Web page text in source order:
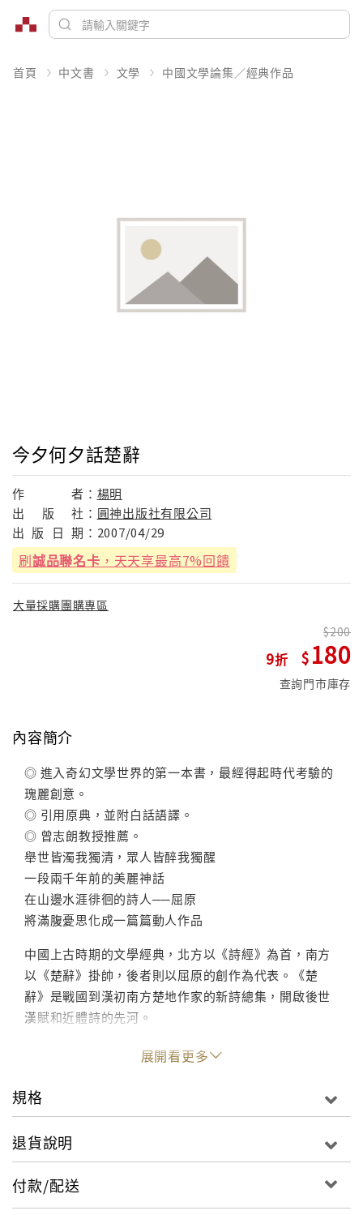
首頁 中文書 文學 中國文學論集／經典作品
今夕何夕話楚辭
作 者： 楊明
出
版 社： 圓神出版社有限公司
出 版 日 期： 2007/04/29
刷誠品聯名卡 ，天天享最高7%回饋
大量採購團購專區
9
200
180
查詢門市庫存
內容簡介
◎ 進入奇幻文學世界的第一本書，最經得起時代考驗的
瑰麗創意。
◎ 引用原典，並附白話語譯。
◎ 曾志朗教授推薦。
舉世皆濁我獨清，眾人皆醉我獨醒
一段兩千年前的美麗神話
在山邊水涯徘徊的詩人──屈原
將滿腹憂思化成一篇篇動人作品
中國上古時期的文學經典，北方以《詩經》為首，南方
以《楚辭》掛帥，後者則以屈原的創作為代表。《楚
辭》是戰國到漢初南方楚地作家的新詩總集，開啟後世
漢賦和近體詩的先河。
屈原為中國第一位有代表地位的詩人，寫作技巧高超，
卻又充分發揮了浪漫主義的色彩。
譬喻、深刻的意涵，讓讀者更貼近當時他所處的時勢，
展開看更多
規格
退貨說明
付款/配送